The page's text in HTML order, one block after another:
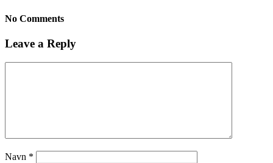
No Comments
Leave a Reply
Navn *